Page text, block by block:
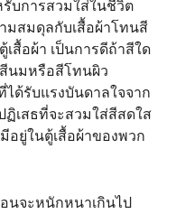
รับการสวมใส่ในชีวิต
มสมดุลกับเสื้อผ้าโทนสี
สื้อผ้า เป็นการดีถ้าสีใด
นมหรือสีโทนผิว
ด้รับแรงบันดาลใจจาก
ฏิเสธที่จะสวมใส่สีสดใส
อยู่ในตู้เสื้อผ้าของพวก
นจะหนักหนาเกินไป